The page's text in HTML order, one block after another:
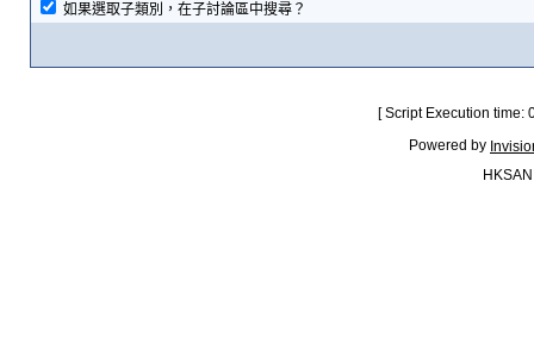
如果選取子類別，在子討論區中搜尋？
[ Script Execution
Powered by